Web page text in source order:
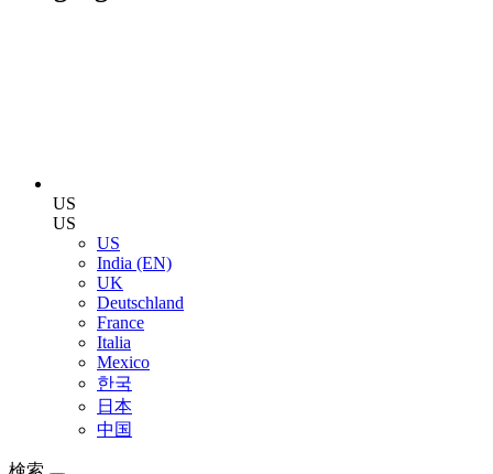
US
US
US
India (EN)
UK
Deutschland
France
Italia
Mexico
한국
日本
中国